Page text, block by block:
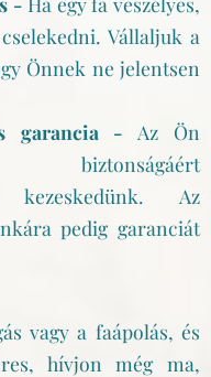
Vállaljuk a
Önnek ne jelentsen
garancia - Az Ön
kezeskedünk. Az
pedig garanciát
vagy a faápolás, és
hívjon még ma,